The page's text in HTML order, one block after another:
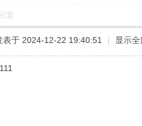
回复
表于 2024-12-22 19:40:51 | 显示